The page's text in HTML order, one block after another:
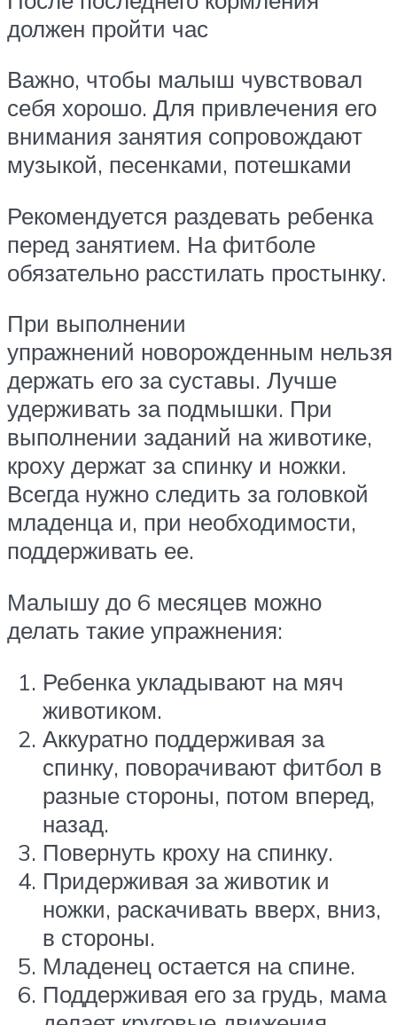
должен пройти час
Важно, чтобы малыш чувствовал
себя хорошо. Для привлечения его
внимания занятия сопровождают
музыкой, песенками, потешками
Рекомендуется раздевать ребенка
перед занятием. На фитболе
обязательно расстилать простынку.
При выполнении
упражнений новорожденным нельзя
держать его за суставы. Лучше
удерживать за подмышки. При
выполнении заданий на животике,
кроху держат за спинку и ножки.
Всегда нужно следить за головкой
младенца и, при необходимости,
поддерживать ее.
Малышу до 6 месяцев можно
делать такие упражнения:
Ребенка укладывают на мяч
животиком.
Аккуратно поддерживая за
спинку, поворачивают фитбол в
разные стороны, потом вперед,
назад.
Повернуть кроху на спинку.
Придерживая за животик и
ножки, раскачивать вверх, вниз,
в стороны.
Младенец остается на спине.
Поддерживая его за грудь, мама